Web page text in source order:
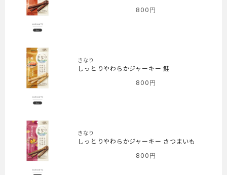
800 円
きなり
しっとりやわらかジャーキー 鮭
800 円
きなり
しっとりやわらかジャーキー さつまいも
800 円